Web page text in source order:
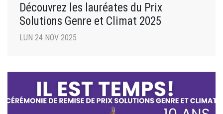
Découvrez les lauréates du Prix
Solutions Genre et Climat 2025
LUN 24 NOV 2025